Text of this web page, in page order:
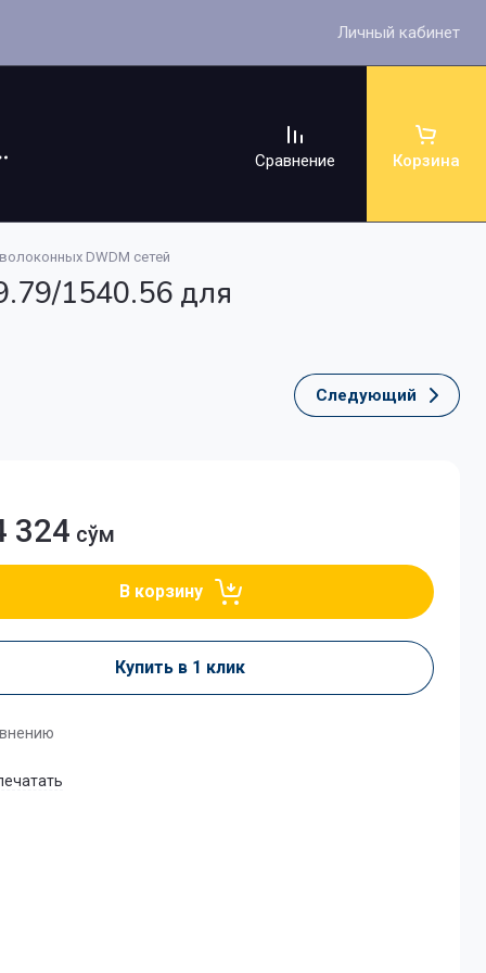
Личный кабинет
Сравнение Корзина
DWDM сетей
1540.56 для
Следующий
324 сўм
В корзину
Купить в 1 клик